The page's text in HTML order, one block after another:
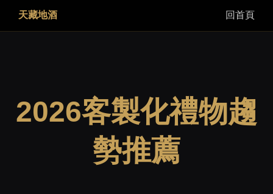
天藏地酒 回首頁
2026客製化禮物趨
勢推薦